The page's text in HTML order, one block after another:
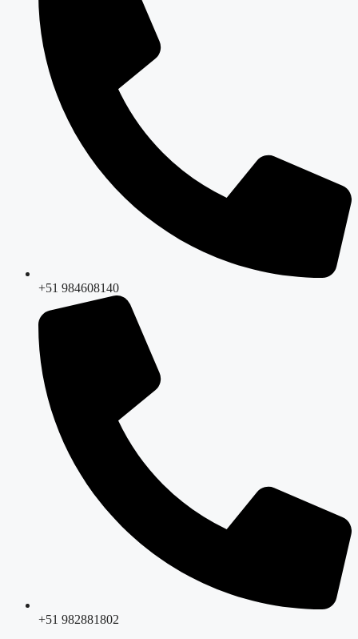
+51 984608140
+51 982881802